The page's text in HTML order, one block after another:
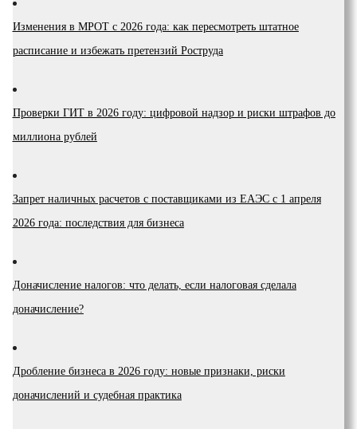
Изменения в МРОТ с 2026 года: как пересмотреть штатное
расписание и избежать претензий Роструда
Проверки ГИТ в 2026 году: цифровой надзор и риски штрафов до
миллиона рублей
Запрет наличных расчетов с поставщиками из ЕАЭС с 1 апреля
2026 года: последствия для бизнеса
Доначисление налогов: что делать, если налоговая сделала
доначисление?
Дробление бизнеса в 2026 году: новые признаки, риски
доначислений и судебная практика